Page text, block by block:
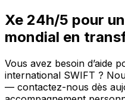
Xe 24h/5 pour
mondial en
Vous avez besoin d’aide
international SWIFT ?
— contactez-nous dès